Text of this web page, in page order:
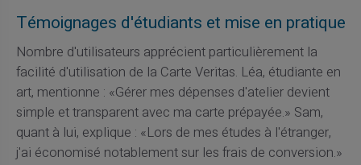
Témoignages d'étudiants et mise en pratique
Nombre d'utilisateurs apprécient particulièrement la
facilité d'utilisation de la Carte Veritas. Léa, étudiante en
art, mentionne : «Gérer mes dépenses d'atelier devient
simple et transparent avec ma carte prépayée.» Sam,
quant à lui, explique : «Lors de mes études à l'étranger,
j'ai économisé notablement sur les frais de conversion.»